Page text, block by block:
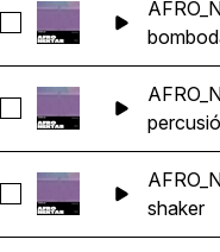
Seleccionar
bombo
Seleccionar
Seleccionar
shaker